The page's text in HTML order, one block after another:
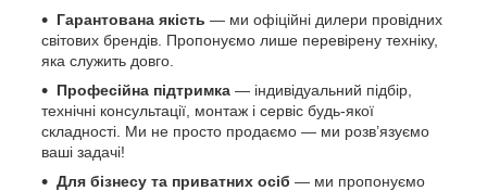
Гарантована якість — ми офіційні дилери провідних
світових брендів. Пропонуємо лише перевірену техніку,
яка служить довго.
Професійна підтримка — індивідуальний підбір,
технічні консультації, монтаж і сервіс будь-якої
складності. Ми не просто продаємо — ми розв’язуємо
ваші задачі!
Для бізнесу та приватних осіб — ми пропонуємо